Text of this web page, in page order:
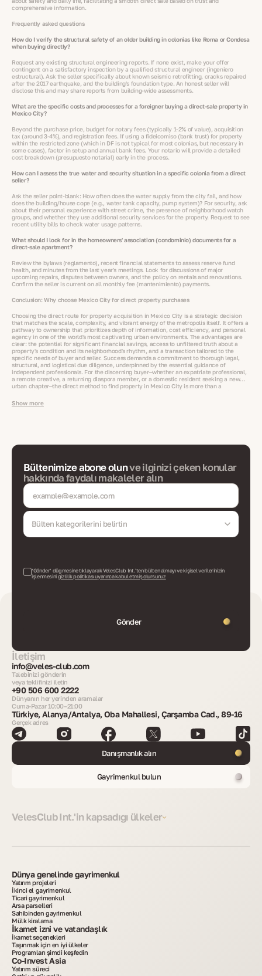
comprehensive information.
Frequently asked questions
How do I verify the structural safety of an older building in colonias like Roma or Condesa
when buying directly?
Request any existing structural engineering reports. If none exist, make your offer
contingent on a satisfactory inspection by a qualified structural engineer (ingeniero
estructural). Ask the seller specifically about known seismic retrofitting, cracks repaired
after the 2017 earthquake, and the building's foundation type. An honest seller will
disclose this and may share reports from building-wide assessments.
What are the specific costs and processes for a foreigner buying a direct-sale property in
Mexico City?
Beyond the purchase price, budget for notary fees (typically 1-2% of value), acquisition
tax (around 3-4%), and registration fees. If using a fideicomiso (bank trust) for property
within the restricted zone (which in DF is not typical for most colonias, but necessary in
some cases), factor in setup and annual bank fees. Your notario will provide a detailed
cost breakdown (presupuesto notarial) early in the process.
How can I assess the true water and security situation in a specific colonia from a direct
seller?
Ask the seller point-blank: How often does the water supply from the city fail, and how
does the building/house cope (e.g., water tank capacity, pump system)? For security, ask
about their personal experience with street crime, the presence of neighborhood watch
groups, and whether they use additional security services for the property. Request to see
recent utility bills to check water usage patterns.
What should I look for in the homeowners' association (condominio) documents for a
direct-sale apartment?
Review the bylaws (reglamento), recent financial statements to assess reserve fund
health, and minutes from the last year's meetings. Look for discussions of major
upcoming repairs, disputes between owners, and the policy on rentals and renovations.
Confirm the seller is current on all monthly fee (mantenimiento) payments.
Conclusion: Why choose Mexico City for direct property purchases
Choosing the direct route for property acquisition in Mexico City is a strategic decision
that matches the scale, complexity, and vibrant energy of the metropolis itself. It offers a
pathway to ownership that prioritizes depth of information, cost efficiency, and personal
agency in one of the world's most captivating urban environments. The advantages are
clear: the potential for significant financial savings, access to unfiltered truth about a
property's condition and its neighborhood's rhythm, and a transaction tailored to the
specific needs of buyer and seller. Success demands a commitment to thorough legal,
structural, and logistical due diligence, underpinned by the essential guidance of
independent professionals. For the discerning buyer—whether an expatriate professional,
a remote creative, a returning diaspora member, or a domestic resident seeking a new
urban chapter—the direct method to find property in Mexico City is more than a
ensuring that the investment made is as sound in practical terms as it is rich in cultural
and personal potential.
Show more
Bültenimize abone olunve ilginizi çeken konular
hakkında faydalı makaleler alın
Bülten kategorilerini belirtin
‘Gönder’ düğmesine tıklayarak VelesClub Int.'ten bülten almayı ve kişisel verilerinizin
işlenmesinigizlilik politikası uyarınca kabul etmiş olursunuz
Gönder
İletişim
info@veles-club.com
Talebinizi gönderin
veya teklifinizi iletin
+90 506 600 2222
Dünyanın her yerinden aramalar
Cuma-Pazar 10:00–21:00
Türkiye, Alanya/Antalya, Oba Mahallesi, Çarşamba Cad., 89-16
Gerçek adres
Danışmanlık alın
Gayrimenkul bulun
VelesClub Int.'in kapsadığı ülkeler
Dünya genelinde gayrimenkul
Yatırım projeleri
İkinci el gayrimenkul
Ticari gayrimenkul
Arsa parselleri
Sahibinden gayrimenkul
Mülk kiralama
İkamet izni ve vatandaşlık
İkamet seçenekleri
Taşınmak için en iyi ülkeler
Programları şimdi keşfedin
Co-Invest Asia
Yatırım süreci